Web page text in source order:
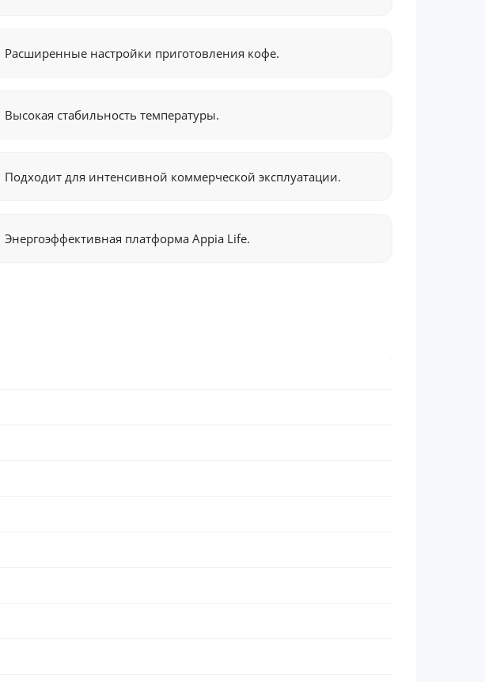
Расширенные настройки приготовления кофе.
Высокая стабильность температуры.
Подходит для интенсивной коммерческой эксплуатации.
Энергоэффективная платформа Appia Life.